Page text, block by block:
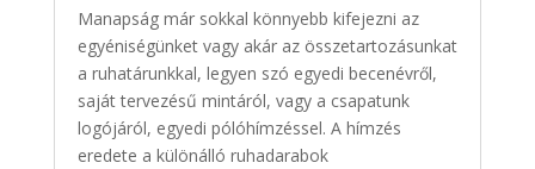
Manapság már sokkal könnyebb kifejezni az
egyéniségünket vagy akár az összetartozásunkat
a ruhatárunkkal, legyen szó egyedi becenévről,
saját tervezésű mintáról, vagy a csapatunk
logójáról, egyedi pólóhímzéssel. A hímzés
eredete a különálló ruhadarabok